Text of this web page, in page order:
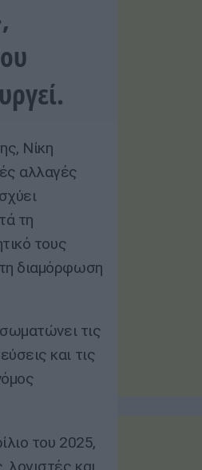
Νίκη
αλλαγές
τη
τους
διαμόρφωση
τις
και τις
του 2025,
και